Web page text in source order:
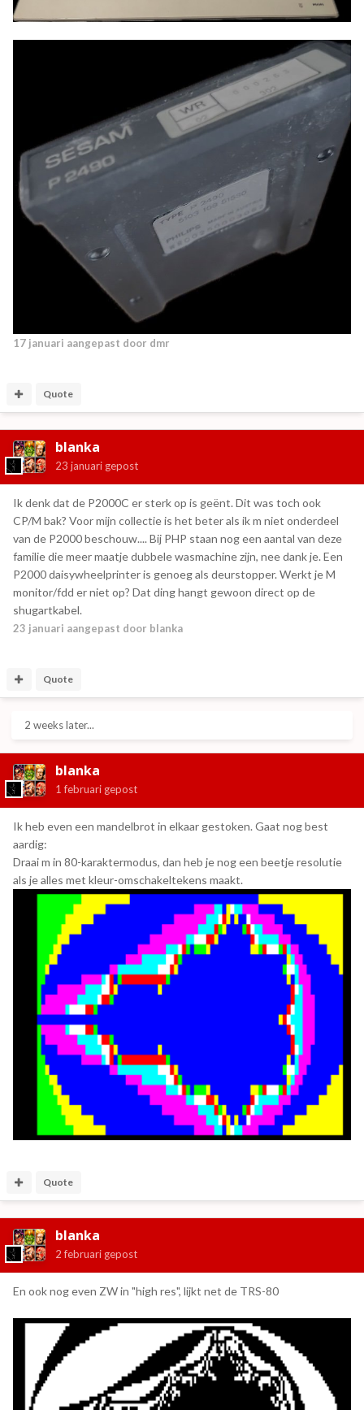
17 januari aangepast door dmr
Quote
blanka
23 januari gepost
Ik denk dat de P2000C er sterk op is geënt. Dit was toch ook
CP/M bak? Voor mijn collectie is het beter als ik m niet onderdeel
van de P2000 beschouw.... Bij PHP staan nog een aantal van deze
familie die meer maatje dubbele wasmachine zijn, nee dank je. Een
P2000 daisywheelprinter is genoeg als deurstopper. Werkt je M
monitor/fdd er niet op? Dat ding hangt gewoon direct op de
shugartkabel.
23 januari aangepast door blanka
Quote
2 weeks later...
blanka
1 februari gepost
Ik heb even een mandelbrot in elkaar gestoken. Gaat nog best
aardig:
Draai m in 80-karaktermodus, dan heb je nog een beetje resolutie
als je alles met kleur-omschakeltekens maakt.
Quote
blanka
2 februari gepost
En ook nog even ZW in "high res", lijkt net de TRS-80